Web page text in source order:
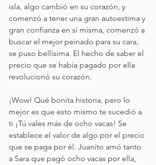
isla, algo cambió en su corazón, y
comenzó a tener una gran autoestima y
gran confianza en sí misma, comenzó a
buscar el mejor peinado para su cara,
se puso bellísima. El hecho de saber el
precio que se había pagado por ella
revolucionó su corazón.
¡Wow! Qué bonita historia, pero lo
mejor es que esto mismo te sucedió a
ti ¡Tú vales más de ocho vacas! Se
establece el valor de algo por el precio
que se paga por él. Juanito amó tanto
a Sara que pagó ocho vacas por ella,